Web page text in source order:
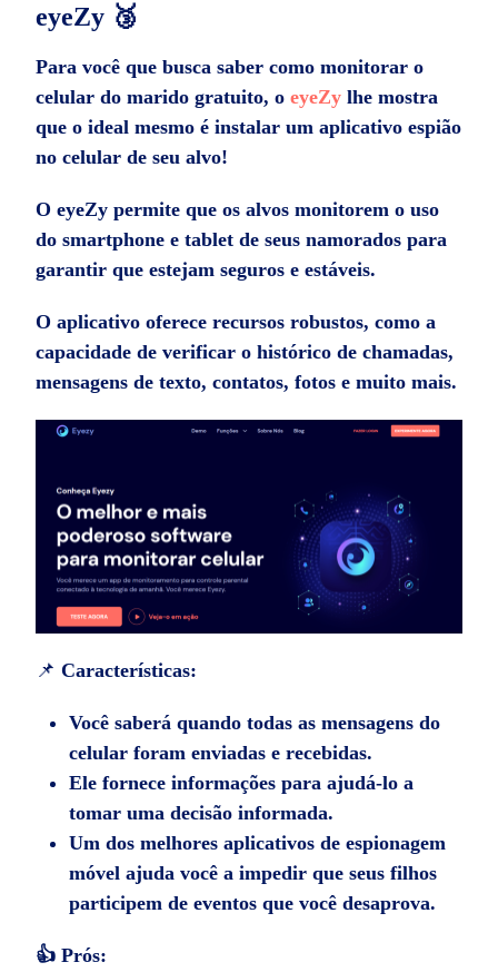
eyeZy 🥉
Para você que busca saber como monitorar o
celular do marido gratuito, o eyeZy lhe mostra
que o ideal mesmo é instalar um aplicativo espião
no celular de seu alvo!
O eyeZy permite que os alvos monitorem o uso
do smartphone e tablet de seus namorados para
garantir que estejam seguros e estáveis.
O aplicativo oferece recursos robustos, como a
capacidade de verificar o histórico de chamadas,
mensagens de texto, contatos, fotos e muito mais.
📌Características:
Você saberá quando todas as mensagens do
celular foram enviadas e recebidas.
Ele fornece informações para ajudá-lo a
tomar uma decisão informada.
Um dos melhores aplicativos de espionagem
móvel ajuda você a impedir que seus filhos
participem de eventos que você desaprova.
👍 Prós: